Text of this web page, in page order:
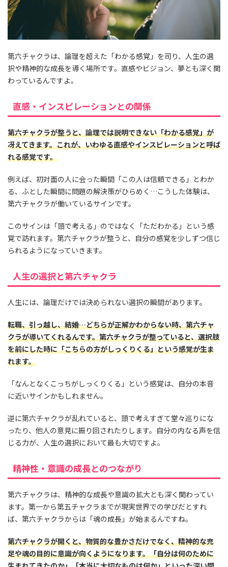
第六チャクラは、論理を超えた「わかる感覚」を司り、人生の選
択や精神的な成長を導く場所です。直感やビジョン、夢とも深く関
わっているんですよ。
直感・インスピレーションとの関係
第六チャクラが整うと、論理では説明できない「わかる感覚」が
冴えてきます。これが、いわゆる直感やインスピレーションと呼ば
れる感覚です。
例えば、初対面の人に会った瞬間「この人は信頼できる」とわか
る、ふとした瞬間に問題の解決策がひらめく…こうした体験は、
第六チャクラが働いているサインです。
このサインは「頭で考える」のではなく「ただわかる」という感
覚で訪れます。第六チャクラが整うと、自分の感覚を少しずつ信じ
られるようになっていきます。
人生の選択と第六チャクラ
人生には、論理だけでは決められない選択の瞬間があります。
転職、引っ越し、結婚…どちらが正解かわからない時、第六チャ
クラが導いてくれるんです。第六チャクラが整っていると、選択肢
を前にした時に「こちらの方がしっくりくる」という感覚が生ま
れます。
「なんとなくこっちがしっくりくる」という感覚は、自分の本音
に近いサインかもしれません。
逆に第六チャクラが乱れていると、頭で考えすぎて堂々巡りにな
ったり、他人の意見に振り回されたりします。自分の内なる声を信
じる力が、人生の選択において最も大切ですよ。
精神性・意識の成長とのつながり
第六チャクラは、精神的な成長や意識の拡大とも深く関わってい
ます。第一から第五チャクラまでが現実世界での学びだとすれ
ば、第六チャクラからは「魂の成長」が始まるんですね。
第六チャクラが開くと、物質的な豊かさだけでなく、精神的な充
足や魂の目的に意識が向くようになります。「自分は何のために